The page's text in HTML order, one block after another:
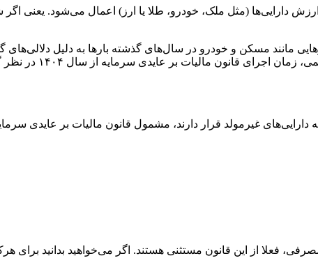
دارایی‌ها (مثل ملک، خودرو، طلا یا ارز) اعمال می‌شود. یعنی اگر
مانند مسکن و خودرو در سال‌های گذشته بارها به دلیل دلالی‌های
این قانون تا حد زیادی از این
غیرمولد قرار دارند، مشمول قانون مالیات بر عایدی
فعلا از این قانون مستثنی هستند. اگر می‌خواهید بدانید برای